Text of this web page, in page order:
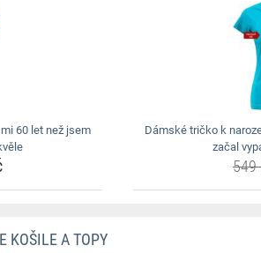
60 let než jsem
Dámské tričko k
začal
549
KOŠILE A TOPY